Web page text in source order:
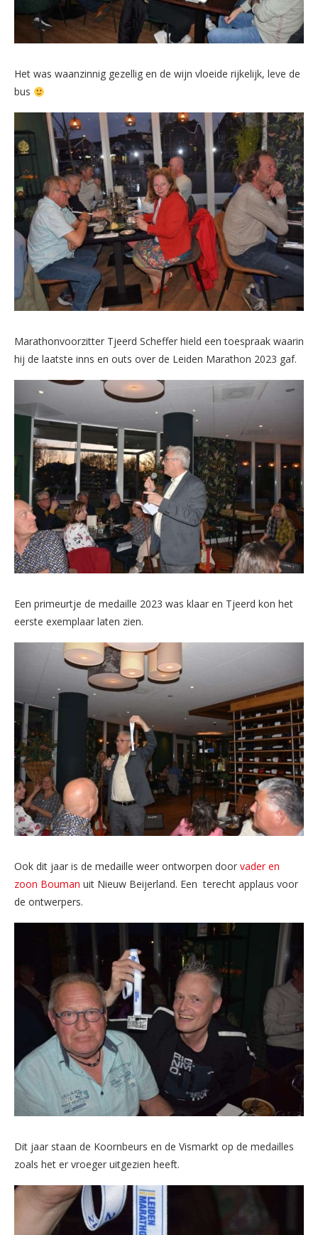
Het was waanzinnig gezellig en de wijn vloeide rijkelijk, leve de
bus
Marathonvoorzitter Tjeerd Scheffer hield een toespraak waarin
hij de laatste inns en outs over de Leiden Marathon 2023 gaf.
Een primeurtje de medaille 2023 was klaar en Tjeerd kon het
eerste exemplaar laten zien.
Ook dit jaar is de medaille weer ontworpen door vader en
zoon Bouman uit Nieuw Beijerland. Een terecht applaus voor
de ontwerpers.
Dit jaar staan de Koornbeurs en de Vismarkt op de medailles
zoals het er vroeger uitgezien heeft.